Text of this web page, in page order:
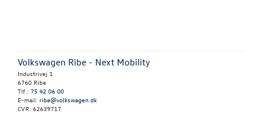
Volkswagen Ribe - Next Mobility
Industrivej 1
6760 Ribe
Tlf.: 75 42 06 00
E-mail: ribe@volkswagen.dk
CVR: 62639717